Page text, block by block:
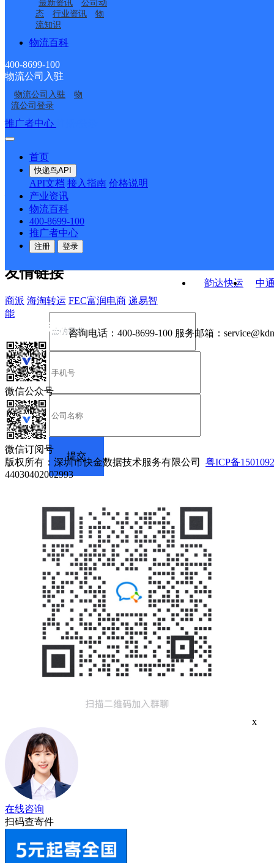
最新资讯
公司动
态
行业资讯
物
流知识
物流百科
400-8699-100
物流公司入驻
物流公司入驻
物
流公司登录
推广者中心
首页
快递鸟API
API文档 接入指南 价格说明
产业资讯
物流百科
400-8699-100
推广者中心
注册 登录
部
福建泉州公司清濛仓储
分部
福建泉州公司金龙街道
江南分部
福建泉州公司清濛分部
福建泉州公司南环路分
部
福建泉州公司商品街分
部
福建泉州公司西湖街分
韵达快运
中
接口API
API接口 DEMO下载
关于我们
公司介绍 企业动态
合作伙伴 快递鸟接口服务协议
户隐私政策
友情链接
商派 海淘转运 FEC富润电商 递易智
能
咨询电话： 400-8699-100 服务邮箱：
微信公众号
微信订阅号
版权所有：深圳市快金数据技术服务有限公司 粤ICP备
44030402002993
x
在线咨询
扫码查寄件